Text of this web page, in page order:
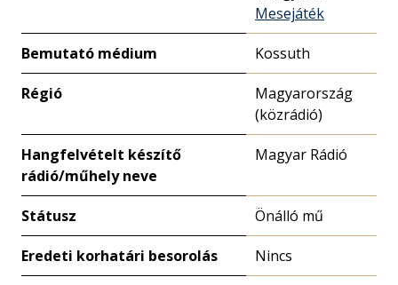
Mesejáték
Bemutató médium Kossuth
Régió
Magyarország
(közrádió)
Hangfelvételt készítő
rádió/műhely neve
Magyar Rádió
Státusz Önálló mű
Eredeti korhatári besorolás Nincs